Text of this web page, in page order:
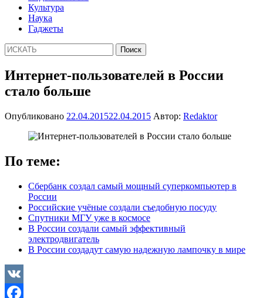
Культура
Наука
Гаджеты
Интернет-пользователей в России
стало больше
Опубликовано 22.04.201522.04.2015 Автор: Redaktor
По теме:
Сбербанк создал самый мощный суперкомпьютер в
России
Российские учёные создали съедобную посуду
Спутники МГУ уже в космосе
В России создали самый эффективный
электродвигатель
В России создадут самую надежную лампочку в мире
VK